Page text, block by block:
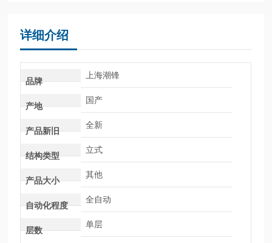
详细介绍
品牌
上海潮锋
产地
国产
产品新旧
全新
结构类型
立式
产品大小
其他
自动化程度
全自动
层数
单层